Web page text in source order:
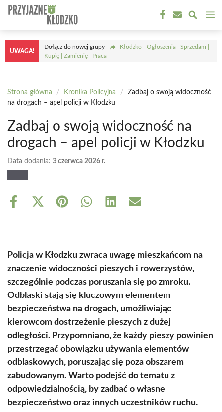
Przejdź
treści
UWAGA!
Dołącz do nowej grupy
Kłodzko - Ogłoszenia | Sprzedam |
Kupię | Zamienię | Praca
Strona główna / Kronika Policyjna /
Zadbaj o swoją widoczność
na drogach – apel policji w Kłodzku
Zadbaj o swoją widoczność na
drogach – apel policji w Kłodzku
Data dodania: 3 czerwca 2026 r.
Share
Share
(Twitter)
Share Share Share Share
Policja w Kłodzku zwraca uwagę mieszkańcom na
znaczenie widoczności pieszych i rowerzystów,
szczególnie podczas poruszania się po zmroku.
Odblaski stają się kluczowym elementem
bezpieczeństwa na drogach, umożliwiając
kierowcom dostrzeżenie pieszych z dużej
odległości. Przypomniano, że każdy pieszy powinien
przestrzegać obowiązku używania elementów
odblaskowych, poruszając się poza obszarem
zabudowanym. Warto podejść do tematu z
odpowiedzialnością, by zadbać o własne
bezpieczeństwo oraz innych uczestników ruchu.